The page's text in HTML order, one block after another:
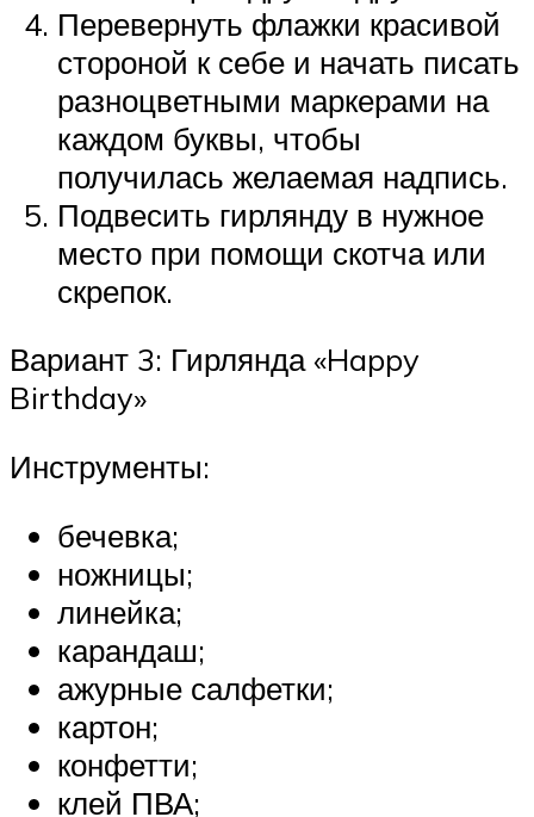
Перевернуть флажки красивой
стороной к себе и начать писать
разноцветными маркерами на
каждом буквы, чтобы
получилась желаемая надпись.
Подвесить гирлянду в нужное
место при помощи скотча или
скрепок.
Вариант 3: Гирлянда «Happy
Birthday»
Инструменты:
бечевка;
ножницы;
линейка;
карандаш;
ажурные салфетки;
картон;
конфетти;
клей ПВА;